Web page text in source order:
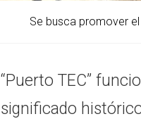
Se busca promover
“Puerto TEC”
significado